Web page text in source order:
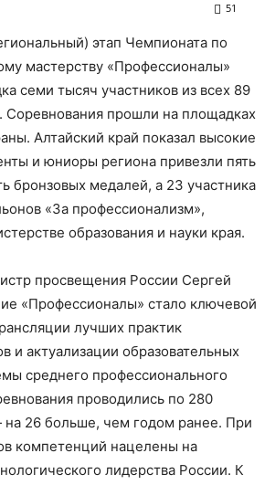
51
этап Чемпионата по
мастерству «Профессионалы»
семи тысяч участников из всех 89
Соревнования прошли на площадках
Алтайский край показал высокие
и юниоры региона привезли пять
бронзовых медалей, а 23 участника
«За профессионализм»,
образования и науки края.
просвещения России Сергей
«Профессионалы» стало ключевой
лучших практик
и актуализации образовательных
среднего профессионального
проводились по 280
26 больше, чем годом ранее. При
компетенций нацелены на
лидерства России. К